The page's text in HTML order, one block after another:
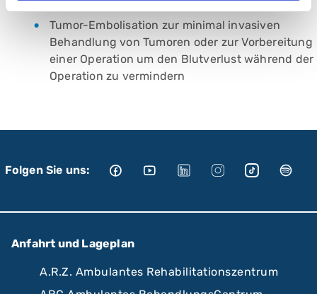
Tumor-Embolisation zur minimal invasiven
Behandlung von Tumoren oder zur Vorbereitung
einer Operation um den Blutverlust während der
Operation zu vermindern
Folgen Sie uns:
Anfahrt und Lageplan
A.R.Z. Ambulantes Rehabilitationszentrum